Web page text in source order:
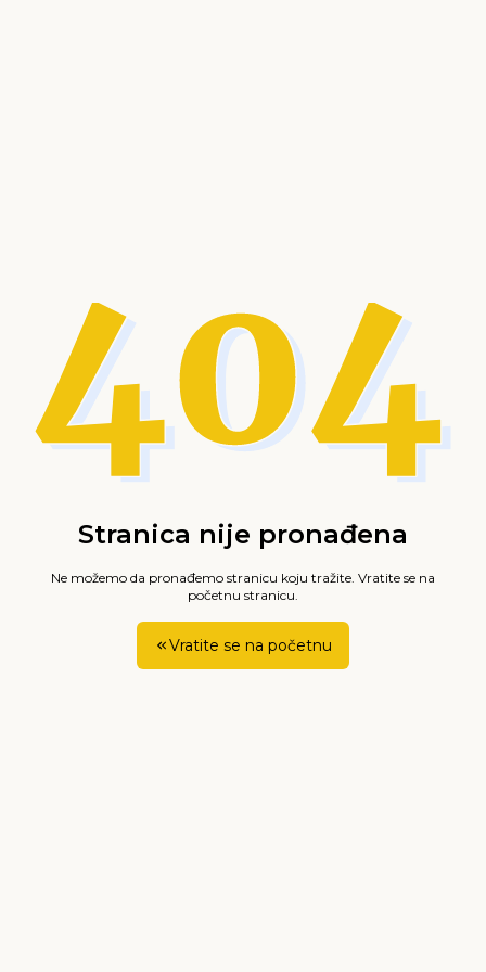
Stranica nije pronađena
Ne možemo da pronađemo stranicu koju tražite. Vratite se na
početnu stranicu.
Vratite se na početnu